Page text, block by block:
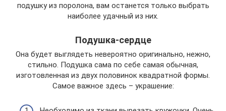
подушку из поролона, вам останется только выбрать
наиболее удачный из них.
Подушка-сердце
Она будет выглядеть невероятно оригинально, нежно,
стильно. Подушка сама по себе самая обычная,
изготовленная из двух половинок квадратной формы.
Самое важное здесь – украшение: